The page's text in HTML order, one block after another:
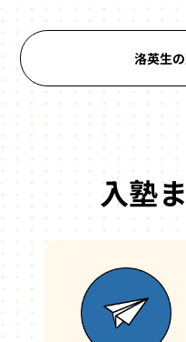
洛英生
入塾